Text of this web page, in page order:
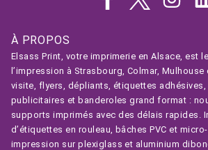
À PROPOS
Elsass Print, votre imprimerie en Alsace, est
l’impression à Strasbourg, Colmar,
visite, flyers, dépliants, étiquettes
publicitaires et banderoles grand format :
supports imprimés avec des délais rapides.
d’étiquettes en rouleau, bâches PVC et
impression sur plexiglass et aluminium